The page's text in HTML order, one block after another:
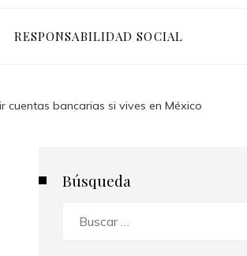
RESPONSABILIDAD SOCIAL
bancarias si vives en México
Búsqueda